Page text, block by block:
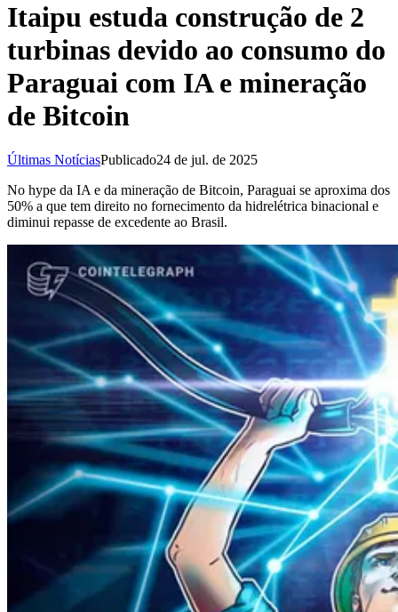
Itaipu estuda construção de 2
turbinas devido ao consumo do
Paraguai com IA e mineração
de Bitcoin
Últimas NotíciasPublicado24 de jul. de 2025
No hype da IA e da mineração de Bitcoin, Paraguai se aproxima dos
50% a que tem direito no fornecimento da hidrelétrica binacional e
diminui repasse de excedente ao Brasil.